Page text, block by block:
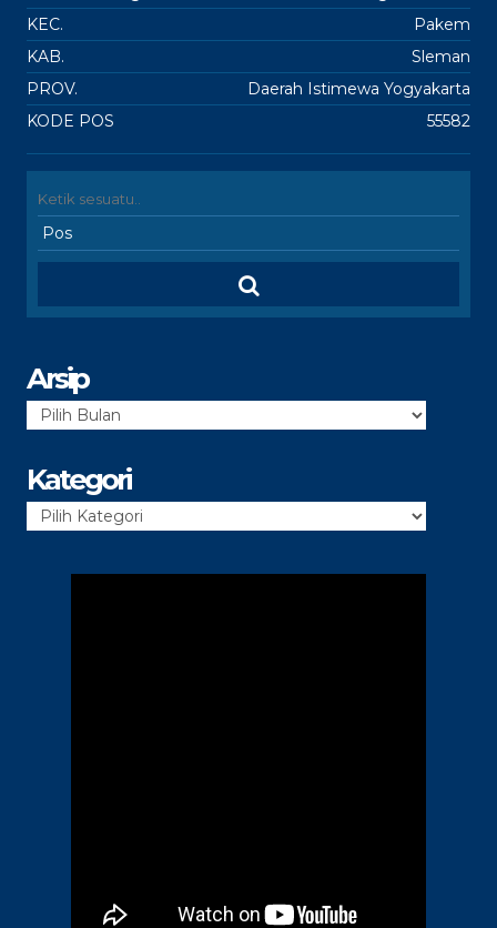
KEC.
Pakem
KAB.
Sleman
PROV.
Daerah Istimewa Yogyakarta
KODE POS
55582
Arsip
Arsip
Kategori
Kategori